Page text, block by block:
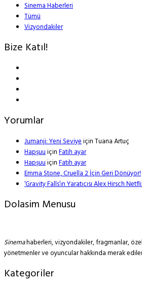
Sinema Haberleri
Tümü
Vizyondakiler
Bize Katıl!
Yorumlar
Jumanji: Yeni SeviyeiçinTuana Artuç
HapşuuiçinFatih ayar
HapşuuiçinFatih ayar
Emma Stone, Cruella 2 İçin Geri Dönüyor!
‘Gravity Falls’ın Yaratıcısı Alex Hirsch
Dolasim Menusu
Sinemahaberleri, vizyondakiler, fragmanlar,
yönetmenler ve oyuncular hakkında merak
Kategoriler